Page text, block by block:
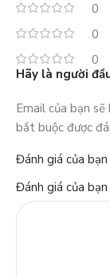
0
0
0
Hãy là người
Email của bạn
bắt buộc được
Đánh giá của bạn
Đánh giá của bạn